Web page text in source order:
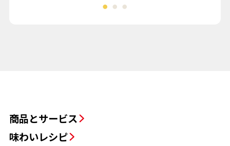
商品とサービス
味わいレシピ